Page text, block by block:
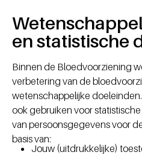
en statistische
Binnen de Bloedvoorziening
verbetering van de
wetenschappelijke
ook gebruiken voor
van persoonsgegevens voor
basis van:
Jouw (uitdrukkelijke)